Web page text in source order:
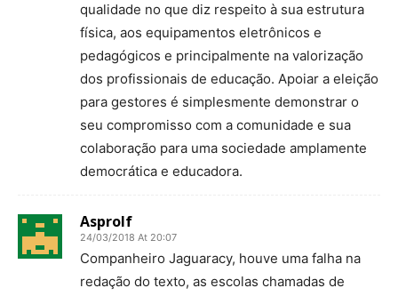
qualidade no que diz respeito à sua estrutura
física, aos equipamentos eletrônicos e
pedagógicos e principalmente na valorização
dos profissionais de educação. Apoiar a eleição
para gestores é simplesmente demonstrar o
seu compromisso com a comunidade e sua
colaboração para uma sociedade amplamente
democrática e educadora.
Asprolf
24/03/2018 At 20:07
Companheiro Jaguaracy, houve uma falha na
redação do texto, as escolas chamadas de